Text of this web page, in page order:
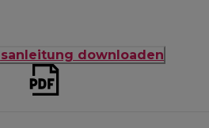
downloaden